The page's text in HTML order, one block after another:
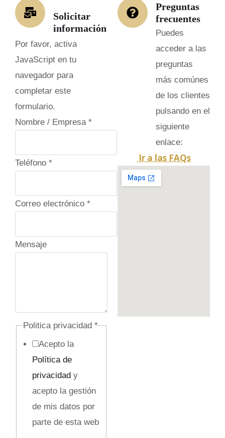
Solicitar
información
Por favor, activa
JavaScript en tu
navegador para
completar este
formulario.
Nombre / Empresa *
C
m
p
M
e
Teléfono *
Correo electrónico *
Mensaje
Politica privacidad *
Acepto la
Política de
privacidady
acepto la gestión
de mis datos por
parte de esta web
Preguntas
frecuentes
Puedes
acceder a las
preguntas
más comúnes
de los clientes
pulsando en el
siguiente
enlace:
Ir a las FAQs